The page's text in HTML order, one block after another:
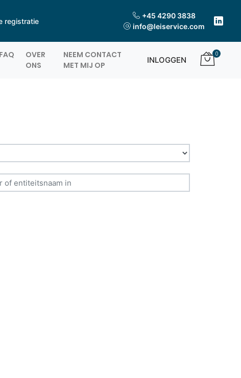
registratie
+45 4290 3838
info@leiservice.com
FAQ
OVER
ONS
NEEM CONTACT
MET MIJ OP
INLOGGEN
0